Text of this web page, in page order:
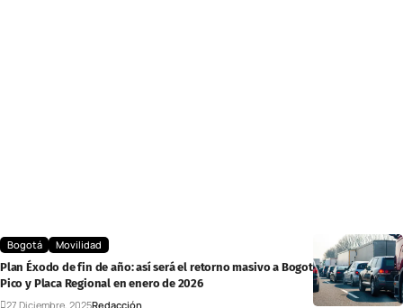
Bogotá
Movilidad
Plan Éxodo de fin de año: así será el retorno masivo a Bogotá y las reglas del
Pico y Placa Regional en enero de 2026
27 Diciembre, 2025Redacción